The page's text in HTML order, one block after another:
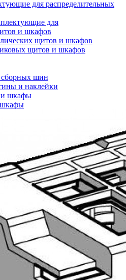
для распределительных
для
и шкафов
щитов и шкафов
щитов и шкафов
шин
и наклейки
и шкафы